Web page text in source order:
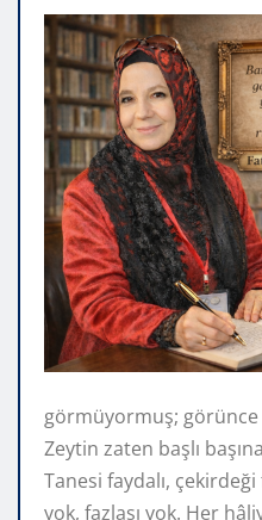
görmüyormuş; görünce
Zeytin zaten başlı
Tanesi faydalı, çekirdeği
yok, fazlası yok. Her